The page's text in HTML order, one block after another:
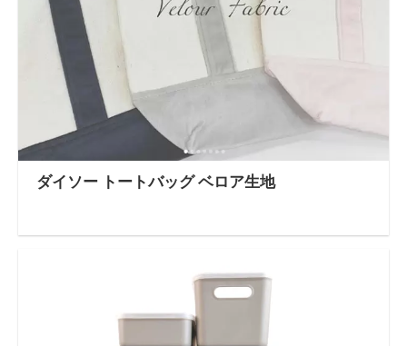
ダイソー トートバッグ ベロア生地